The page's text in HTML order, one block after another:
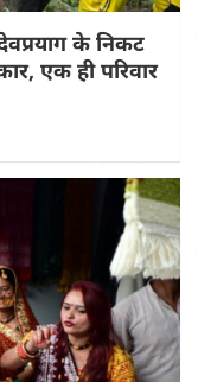
के निकट
एक ही परिवार